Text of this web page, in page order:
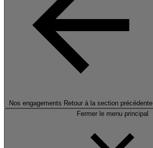
Nos engagements Retour à la section précédente
Fermer le menu principal